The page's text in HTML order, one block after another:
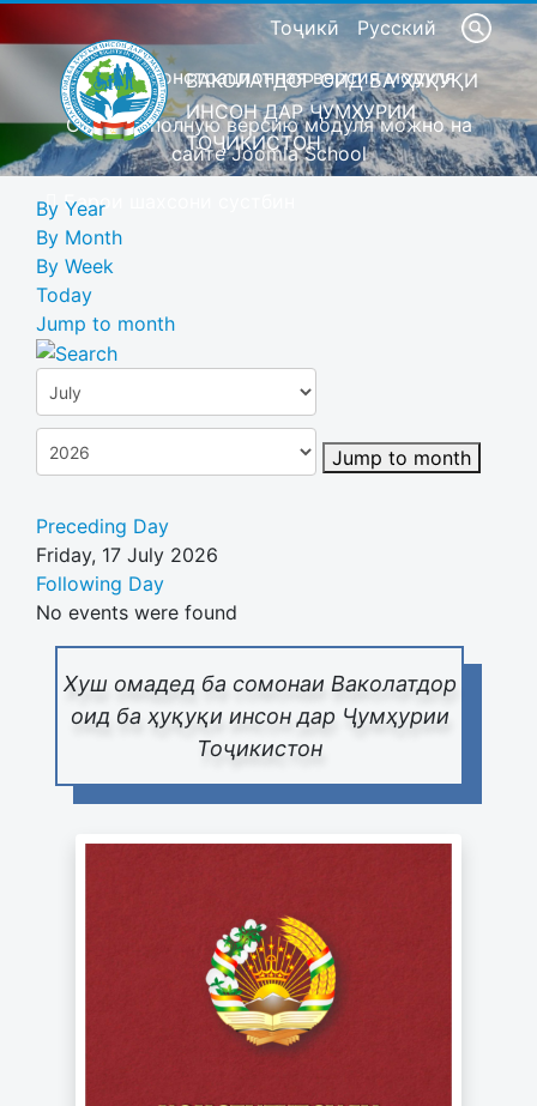
Тоҷикӣ Русский
Это демонстрационная версия модуля
Скачать полную версию модуля можно на
сайте Joomla School
Барои шахсони сустбин
ВАКОЛАТДОР ОИД БА ҲУҚУҚИ
ИНСОН ДАР ҶУМҲУРИИ
ТОҶИКИСТОН
Хуш омадед ба сомонаи Ваколатдор
оид ба ҳуқуқи инсон дар Ҷумҳурии
Тоҷикистон
By Year
By Month
By Week
Today
Jump to month
Jump to month
Preceding Day
Friday, 17 July 2026
Following Day
No events were found